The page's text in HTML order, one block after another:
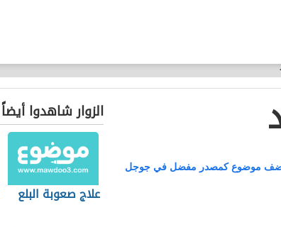
موضوع كمصدر مفضل في جوجل
الزوار شاهدوا أيضاً
علاج صعوبة البلع